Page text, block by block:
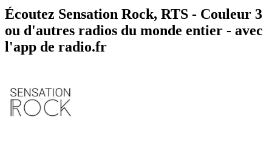
Écoutez Sensation Rock, RTS - Couleur 3
ou d'autres radios du monde entier - avec
l'app de radio.fr